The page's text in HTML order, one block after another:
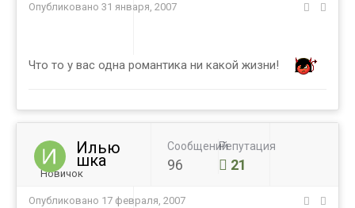
Опубликовано 31 января, 2007
Что то у вас одна романтика ни какой жизни!
Илью
шка
Новичок
Сообщений
96
Репутация
21
Опубликовано 17 февраля, 2007